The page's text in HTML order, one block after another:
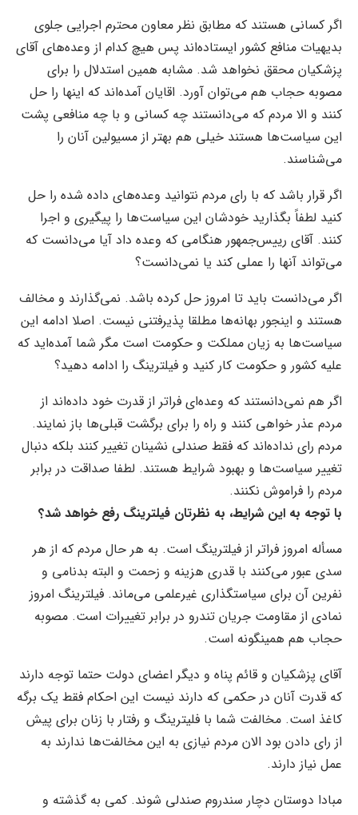
اگر کسانی هستند که مطابق نظر معاون محترم اجرایی جلوی
بدیهیات منافع کشور ایستاده‌اند پس هیچ کدام از وعده‌های آقای
پزشکیان محقق نخواهد شد. مشابه همین استدلال را برای
مصوبه حجاب هم می‌توان آورد. اقایان آمده‌اند که اینها را حل
کنند و الا مردم که می‌دانستند چه کسانی و با چه منافعی پشت
این سیاست‌ها هستند خیلی هم بهتر از مسیولین آنان را
می‌شناسند.
اگر قرار باشد که با رای مردم نتوانید وعده‌های داده شده را حل
کنید لطفاً بگذارید خودشان این سیاست‌ها را پیگیری و اجرا
کنند. آقای رییس‌جمهور هنگامی که وعده داد آیا می‌دانست که
می‌تواند آنها را عملی کند یا نمی‌دانست؟
اگر می‌دانست باید تا امروز حل کرده باشد. نمی‌گذارند و مخالف
هستند و اینجور بهانه‌ها مطلقا پذیرفتنی نیست. اصلا ادامه این
سیاست‌ها به زیان مملکت و حکومت است مگر شما آمده‌اید که
علیه کشور و حکومت کار کنید و فیلترینگ را ادامه دهید؟
اگر هم نمی‌دانستند که وعده‌ای فراتر از قدرت خود داده‌اند از
مردم عذر خواهی کنند و راه را برای برگشت قبلی‌ها باز نمایند.
مردم رای نداده‌اند که فقط صندلی نشینان تغییر کنند بلکه دنبال
تغییر سیاست‌ها و بهبود شرایط هستند. لطفا صداقت در برابر
مردم را فراموش نکنند.
با توجه به این شرایط، به نظرتان فیلترینگ رفع خواهد شد؟
مسأله امروز فراتر از فیلترینگ است. به هر حال مردم که از هر
سدی عبور می‌کنند با قدری هزینه و زحمت و البته بدنامی و
نفرین آن برای سیاستگذاری غیرعلمی می‌ماند. فیلترینگ امروز
نمادی از مقاومت جریان تندرو در برابر تغییرات است. مصوبه
حجاب هم همینگونه است.
آقای پزشکیان و قائم پناه و دیگر اعضای دولت حتما توجه دارند
که قدرت آنان در حکمی که دارند نیست این احکام فقط یک برگه
کاغذ است. مخالفت شما با فلیترینگ و رفتار با زنان برای پیش
از رای دادن بود الان مردم نیازی به این مخالفت‌ها ندارند به
عمل نیاز دارند.
مبادا دوستان دچار سندروم صندلی شوند. کمی به گذشته و